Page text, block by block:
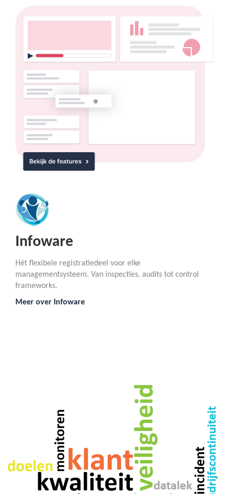
Infoware
Hét flexibele registratiedeel voor elke
managementsysteem. Van inspecties, audits tot control
frameworks.
Meer over Infoware